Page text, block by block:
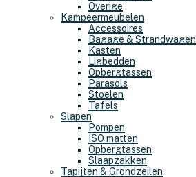
Overige
Kampeermeubelen
Accessoires
Bagage & Strandwagen
Kasten
Ligbedden
Opbergtassen
Parasols
Stoelen
Tafels
Slapen
Pompen
ISO matten
Opbergtassen
Slaapzakken
Tapijten & Grondzeilen